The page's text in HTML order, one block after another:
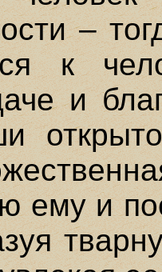
–
к
и
ему и